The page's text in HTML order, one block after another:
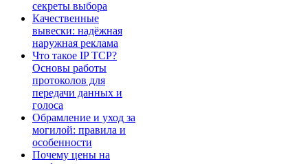
секреты выбора
Качественные
вывески: надёжная
наружная реклама
Что такое IP TCP?
Основы работы
протоколов для
передачи данных и
голоса
Обрамление и уход за
могилой: правила и
особенности
Почему цены на